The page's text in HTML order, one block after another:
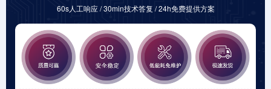
60s人工响应 / 30min技术答复 / 24h免费提供方案